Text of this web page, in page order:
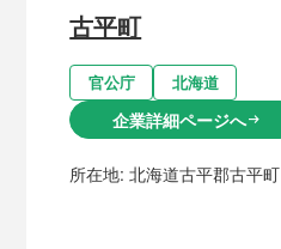
古平町
官公庁 北海道
企業詳細ページへarrow_right_alt
所在地:北海道古平郡古平町